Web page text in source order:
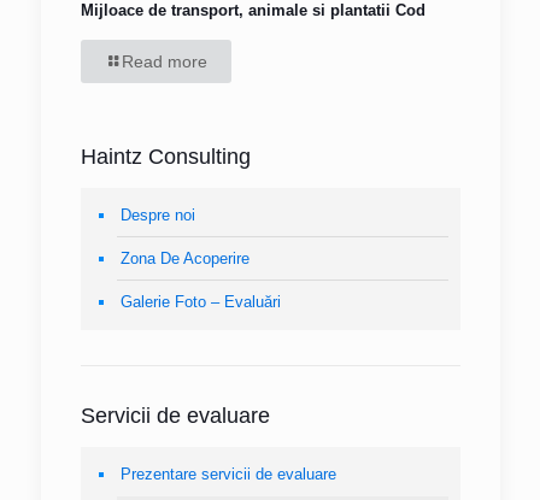
Mijloace de transport, animale si plantatii Cod
Read more
Haintz Consulting
Despre noi
Zona De Acoperire
Galerie Foto – Evaluări
Servicii de evaluare
Prezentare servicii de evaluare